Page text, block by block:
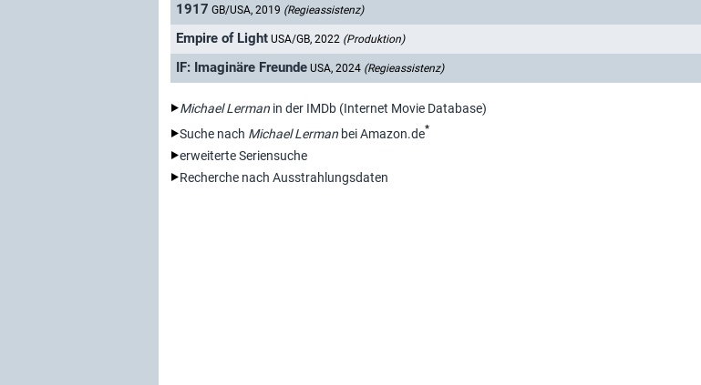
1917 GB/USA, 2019 (Regieassistenz)
Empire of Light USA/GB, 2022 (Produktion)
IF: Imaginäre Freunde USA, 2024 (Regieassistenz)
Michael Lerman in der IMDb (Internet Movie Database)
Suche nach Michael Lerman bei Amazon.de*
erweiterte Seriensuche
Recherche nach Ausstrahlungsdaten